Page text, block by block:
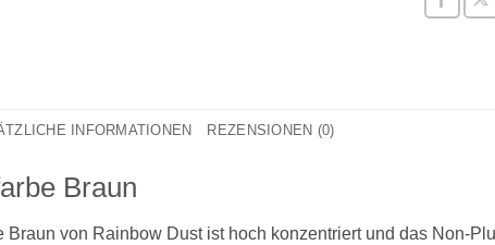
INFORMATIONEN REZENSIONEN (0)
Braun
Braun von Rainbow Dust ist hoch konzentriert und das Non-